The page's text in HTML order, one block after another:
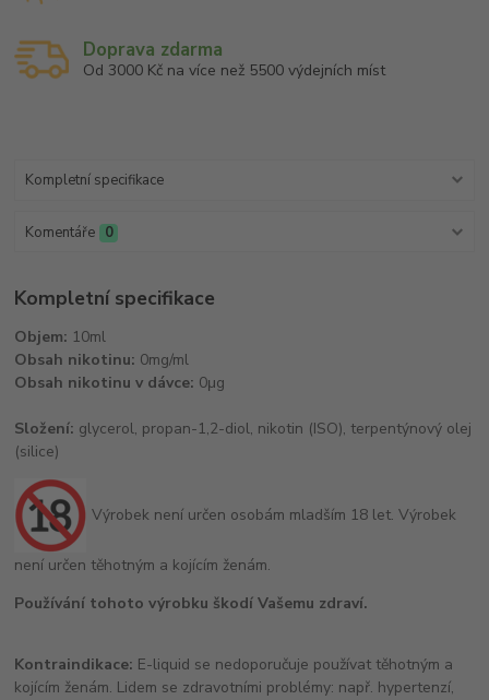
Doprava zdarma
Od 3000 Kč na více než 5500 výdejních míst
Kompletní specifikace
Komentáře 0
Kompletní specifikace
Objem: 10ml
Obsah nikotinu: 0mg/ml
Obsah nikotinu v dávce: 0μg
Složení: glycerol, propan-1,2-diol, nikotin (ISO), terpentýnový olej
(silice)
Výrobek není určen osobám mladším 18 let. Výrobek
není určen těhotným a kojícím ženám.
Používání tohoto výrobku škodí Vašemu zdraví.
Kontraindikace: E-liquid se nedoporučuje používat těhotným a
kojícím ženám. Lidem se zdravotními problémy: např. hypertenzí,